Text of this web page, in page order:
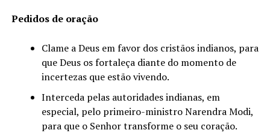
Pedidos de oração
Clame a Deus em favor dos cristãos indianos, para
que Deus os fortaleça diante do momento de
incertezas que estão vivendo.
Interceda pelas autoridades indianas, em
especial, pelo primeiro-ministro Narendra Modi,
para que o Senhor transforme o seu coração.